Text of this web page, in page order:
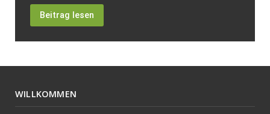
Beitrag lesen
WILLKOMMEN